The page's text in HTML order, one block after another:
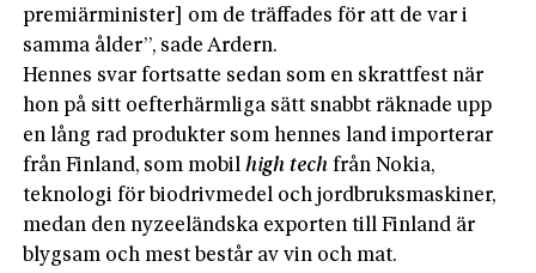
premiärminister] om de träffades för att de var i
samma ålder”, sade Ardern.
Hennes svar fortsatte sedan som en skrattfest när
hon på sitt oefterhärmliga sätt snabbt räknade upp
en lång rad produkter som hennes land importerar
från Finland, som mobilhigh techfrån Nokia,
teknologi för biodrivmedel och jordbruksmaskiner,
medan den nyzeeländska exporten till Finland är
blygsam och mest består av vin och mat.